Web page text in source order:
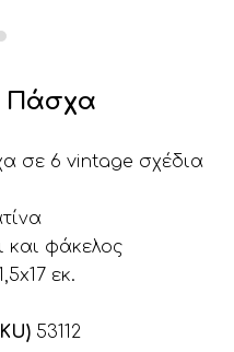
Πάσχα
σε 6 vintage σχέδια
και φάκελος
εκ.
53112